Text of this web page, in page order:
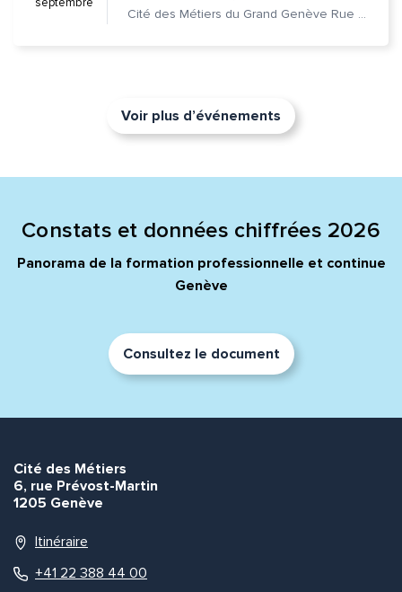
Cité des Métiers du Grand Genève Rue Prévost-Martin 6 1205 Genève
Voir plus d’événements
Constats et données chiffrées 2026
Panorama de la formation professionnelle et continue
Genève
Consultez le document
Cité des Métiers
6, rue Prévost-Martin
1205 Genève
Itinéraire
+41 22 388 44 00